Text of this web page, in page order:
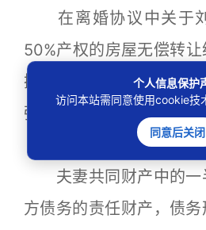
在离婚协议中关于
50%产权的房屋无偿转
撤销的情况下，刘某华
强制执行依法有据，应予
裁判要旨
夫妻共同财产中的一
方债务的责任财产，债
个人信息保护
访问本站需同意使用cookie技
同意后关闭